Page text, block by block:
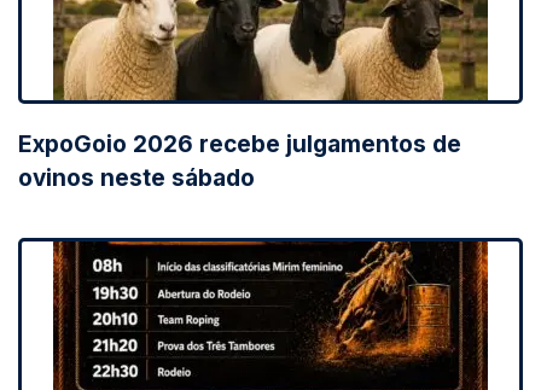
ExpoGoio 2026 recebe julgamentos de
ovinos neste sábado